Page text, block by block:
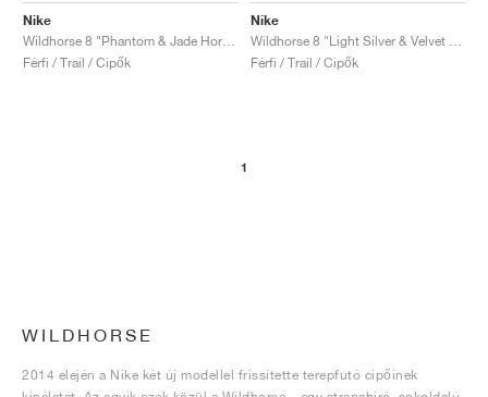
Nike
Férfi / Trail / Cipők
Nike
Férfi / Trail / Cipők
1
WILDHORSE
2014 elején a Nike két új modellel frissítette terepfutó cipőinek